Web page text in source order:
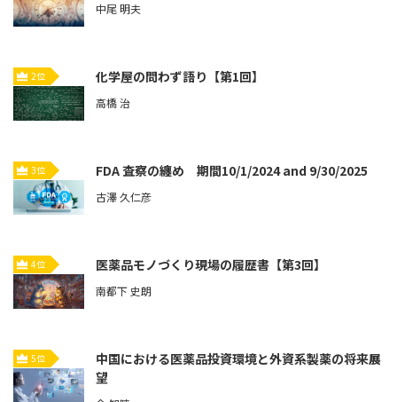
中尾 明夫
2位 化学屋の問わず語り【第1回】
高橋 治
3位 FDA 査察の纏め 期間10/1/2024 and 9/30/2025
古澤 久仁彦
4位 医薬品モノづくり現場の履歴書【第3回】
南都下 史朗
5位
中国における医薬品投資環境と外資系製薬の将来展
望